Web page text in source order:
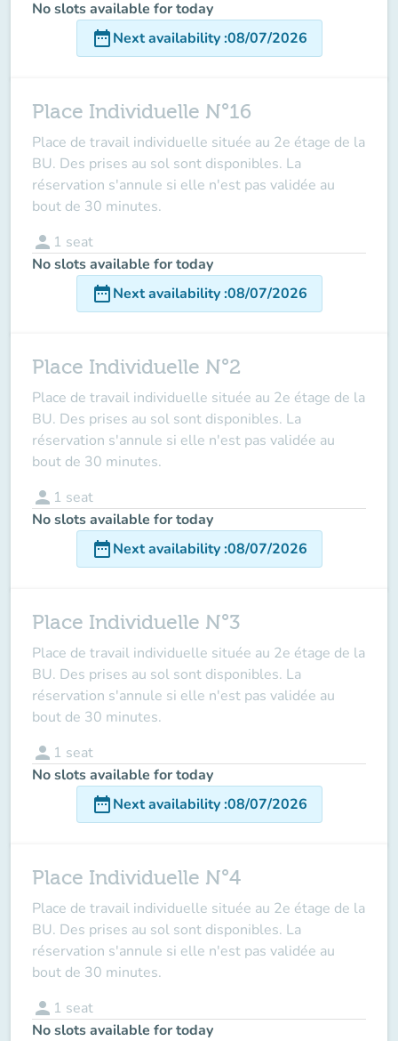
No slots available for today
date_rangeNext availability:08/07/2026
Place Individuelle N°16
Place de travail individuelle située au 2e étage de la
BU. Des prises au sol sont disponibles. La
réservation s'annule si elle n'est pas validée au
bout de 30 minutes.
person 1 seat
No slots available for today
date_rangeNext availability:08/07/2026
Place Individuelle N°2
Place de travail individuelle située au 2e étage de la
BU. Des prises au sol sont disponibles. La
réservation s'annule si elle n'est pas validée au
bout de 30 minutes.
person 1 seat
No slots available for today
date_rangeNext availability:08/07/2026
Place Individuelle N°3
Place de travail individuelle située au 2e étage de la
BU. Des prises au sol sont disponibles. La
réservation s'annule si elle n'est pas validée au
bout de 30 minutes.
person 1 seat
No slots available for today
date_rangeNext availability:08/07/2026
Place Individuelle N°4
Place de travail individuelle située au 2e étage de la
BU. Des prises au sol sont disponibles. La
réservation s'annule si elle n'est pas validée au
bout de 30 minutes.
person 1 seat
No slots available for today